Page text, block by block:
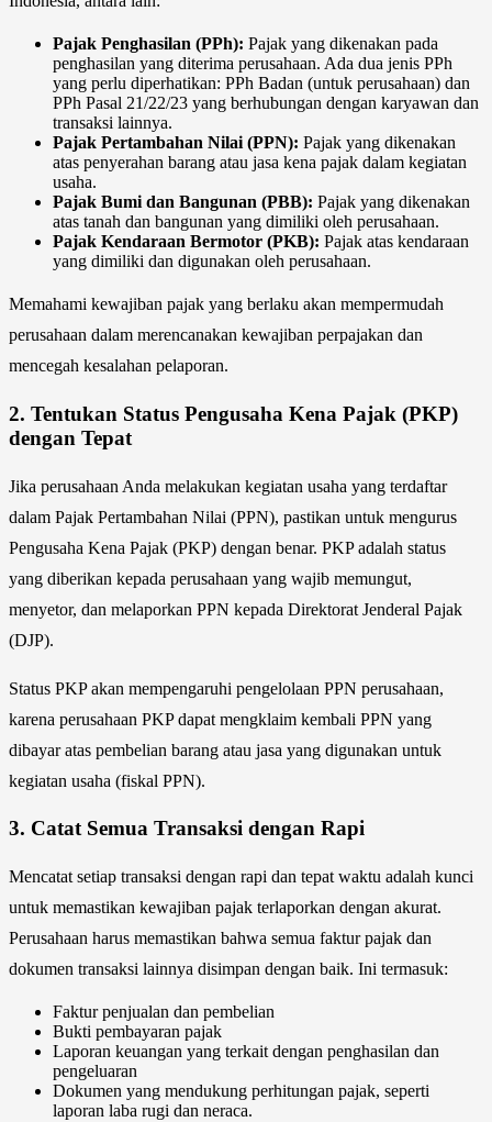
Pajak Penghasilan (PPh): Pajak yang dikenakan pada
penghasilan yang diterima perusahaan. Ada dua jenis PPh
yang perlu diperhatikan: PPh Badan (untuk perusahaan) dan
PPh Pasal 21/22/23 yang berhubungan dengan karyawan dan
transaksi lainnya.
Pajak Pertambahan Nilai (PPN): Pajak yang dikenakan
atas penyerahan barang atau jasa kena pajak dalam kegiatan
usaha.
Pajak Bumi dan Bangunan (PBB): Pajak yang dikenakan
atas tanah dan bangunan yang dimiliki oleh perusahaan.
Pajak Kendaraan Bermotor (PKB): Pajak atas kendaraan
yang dimiliki dan digunakan oleh perusahaan.
Memahami kewajiban pajak yang berlaku akan mempermudah
perusahaan dalam merencanakan kewajiban perpajakan dan
mencegah kesalahan pelaporan.
2. Tentukan Status Pengusaha Kena Pajak (PKP)
dengan Tepat
Jika perusahaan Anda melakukan kegiatan usaha yang terdaftar
dalam Pajak Pertambahan Nilai (PPN), pastikan untuk mengurus
Pengusaha Kena Pajak (PKP) dengan benar. PKP adalah status
yang diberikan kepada perusahaan yang wajib memungut,
menyetor, dan melaporkan PPN kepada Direktorat Jenderal Pajak
(DJP).
Status PKP akan mempengaruhi pengelolaan PPN perusahaan,
karena perusahaan PKP dapat mengklaim kembali PPN yang
dibayar atas pembelian barang atau jasa yang digunakan untuk
kegiatan usaha (fiskal PPN).
3. Catat Semua Transaksi dengan Rapi
Mencatat setiap transaksi dengan rapi dan tepat waktu adalah kunci
untuk memastikan kewajiban pajak terlaporkan dengan akurat.
Perusahaan harus memastikan bahwa semua faktur pajak dan
dokumen transaksi lainnya disimpan dengan baik. Ini termasuk:
Faktur penjualan dan pembelian
Bukti pembayaran pajak
Laporan keuangan yang terkait dengan penghasilan dan
pengeluaran
Dokumen yang mendukung perhitungan pajak, seperti
laporan laba rugi dan neraca.